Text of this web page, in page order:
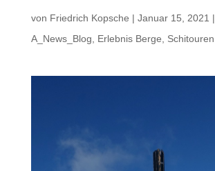
von Friedrich Kopsche | Januar 15, 2021 |
A_News_Blog
Erlebnis Berge Schitouren